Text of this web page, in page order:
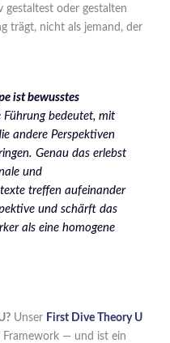
gestaltest oder gestalten
trägt, nicht als jemand, der
ist bewusstes
Führung bedeutet, mit
andere Perspektiven
Genau das erlebst
und
treffen aufeinander
und schärft das
als eine homogene
Unser First Dive Theory U
Framework — und ist ein